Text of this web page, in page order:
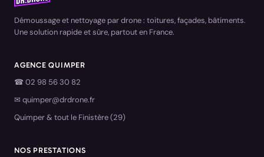
Démoussage et nettoyage par drone : toitures, façades, bâtiments.
Une solution rapide et sûre, partout en France.
AGENCE QUIMPER
☎02 98 56 30 82
✉ quimper@drdrone.fr
Quimper & tout le Finistère (29)
NOS PRESTATIONS